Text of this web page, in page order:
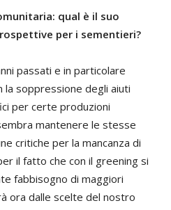
qual è il suo
per i sementieri?
passati e in particolare
la soppressione degli aiuti
per certe produzioni
mantenere le stesse
critiche per la mancanza di
il fatto che con il greening si
fabbisogno di maggiori
ora dalle scelte del nostro